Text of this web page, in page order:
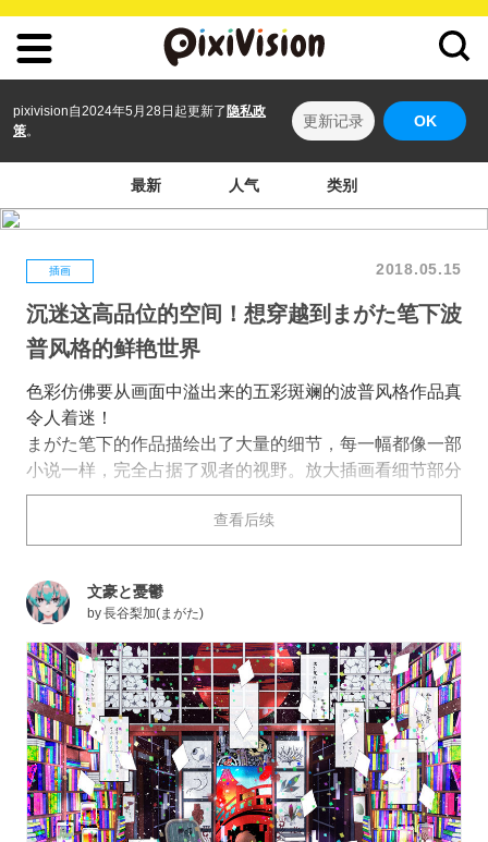
pixivision自2024年5月28日起更新了 隐私政
策。
更新记录 OK
最新 人气 类别
插画 2018.05.15
沉迷这高品位的空间！想穿越到まがた笔下波
普风格的鲜艳世界
色彩仿佛要从画面中溢出来的五彩斑斓的波普风格作品真
令人着迷！
まがた笔下的作品描绘出了大量的细节，每一幅都像一部
小说一样，完全占据了观者的视野。放大插画看细节部分
上精心设计的趣味彩蛋和故事也非常有意思♪ まがた的
作品正如“极色彩的魔术师”、“高品位”、“推荐点击”这些标
签所代表的意思一样出色，大家何不试试沉迷于まがた笔
这次，我们就聚焦于描绘了可爱又奇妙的世界里的他和她
的“まがたさん”笔下的作品。快来看看吧。
查看后续
文豪と憂鬱
by長谷梨加(まがた)